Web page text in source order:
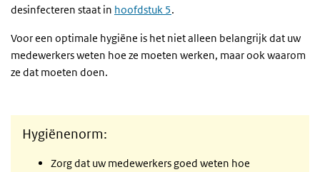
desinfecteren staat in hoofdstuk 5.
Voor een optimale hygiëne is het niet alleen belangrijk dat uw
medewerkers weten hoe ze moeten werken, maar ook waarom
ze dat moeten doen.
Hygiënenorm:
Zorg dat uw medewerkers goed weten hoe